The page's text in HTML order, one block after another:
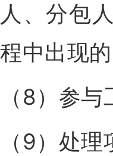
人、分包
程中出现的
（8）参
（9）处